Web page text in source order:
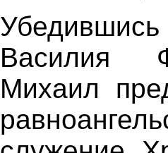
Василия
Михаил